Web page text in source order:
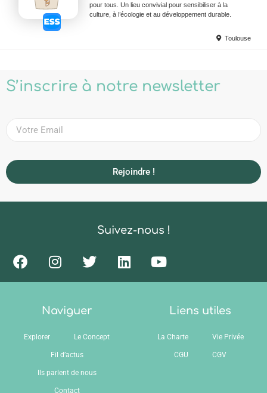
pour tous. Un lieu convivial pour sensibiliser à la
culture, à l’écologie et au développement durable.
Toulouse
S’inscrire à notre newsletter
Rejoindre !
Suivez-nous !
Naviguer
Explorer Le Concept
Fil d’actus
Ils parlent de nous
Contact
Liens utiles
La Charte Vie Privée
CGU CGV